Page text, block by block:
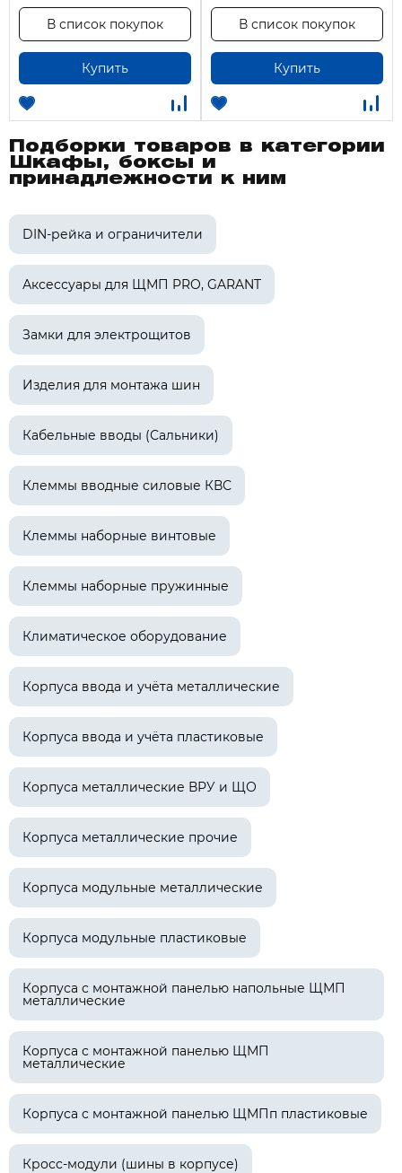
Купить
В список покупок
Купить
В список покупок
Подборки товаров в категории
Шкафы, боксы и
принадлежности к ним
DIN-рейка и ограничители
Аксессуары для ЩМП PRO, GARANT
Замки для электрощитов
Изделия для монтажа шин
Кабельные вводы (Сальники)
Клеммы вводные силовые КВС
Клеммы наборные винтовые
Клеммы наборные пружинные
Климатическое оборудование
Корпуса ввода и учёта металлические
Корпуса ввода и учёта пластиковые
Корпуса металлические ВРУ и ЩО
Корпуса металлические прочие
Корпуса модульные металлические
Корпуса модульные пластиковые
Корпуса с монтажной панелью напольные ЩМП
металлические
Корпуса с монтажной панелью ЩМП
металлические
Корпуса с монтажной панелью ЩМПп пластиковые
Кросс-модули (шины в корпусе)